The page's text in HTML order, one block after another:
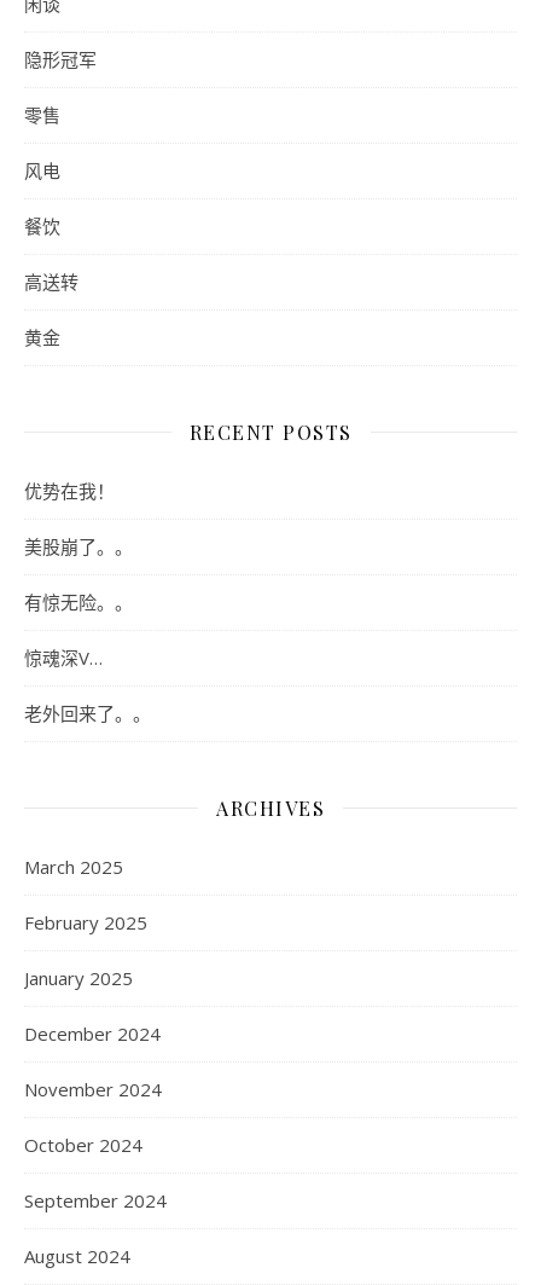
隐形冠军
零售
风电
餐饮
高送转
黄金
RECENT POSTS
优势在我！
美股崩了。。
有惊无险。。
惊魂深V…
老外回来了。。
ARCHIVES
March 2025
February 2025
January 2025
December 2024
November 2024
October 2024
September 2024
August 2024